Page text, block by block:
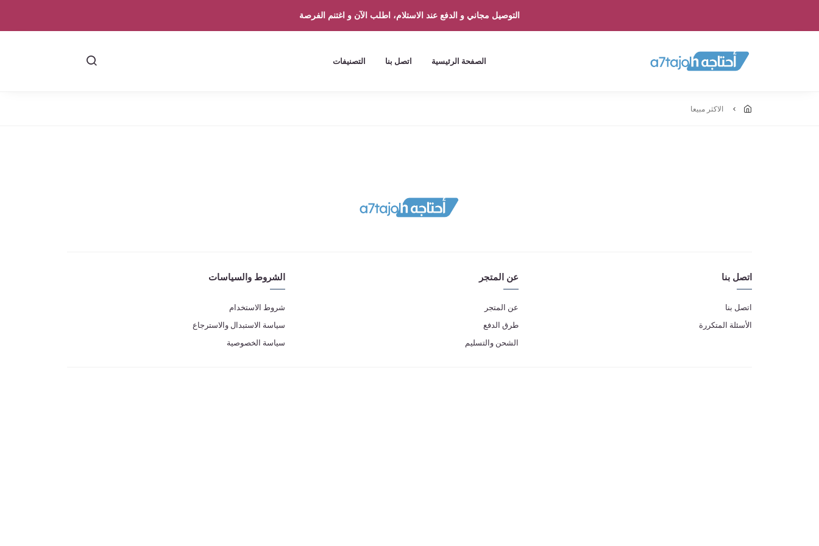
التوصيل مجاني و الدفع عند الاستلام، اطلب الآن و اغتنم الفرصة
الصفحة الرئيسية اتصل بنا التصنيفات
الاكثر مبيعا
اتصل بنا
اتصل بنا
الأسئلة المتكررة
عن المتجر
عن المتجر
طرق الدفع
الشحن والتسليم
الشروط والسياسات
شروط الاستخدام
سياسة الاستبدال والاسترجاع
سياسة الخصوصية